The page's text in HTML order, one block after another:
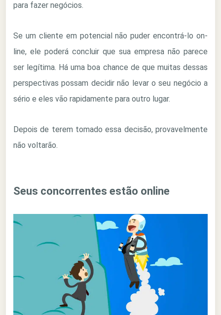
para fazer negócios.
Se um cliente em potencial não puder encontrá-lo on-
line, ele poderá concluir que sua empresa não parece
ser legítima. Há uma boa chance de que muitas dessas
perspectivas possam decidir não levar o seu negócio a
sério e eles vão rapidamente para outro lugar.
Depois de terem tomado essa decisão, provavelmente
não voltarão.
Seus concorrentes estão online